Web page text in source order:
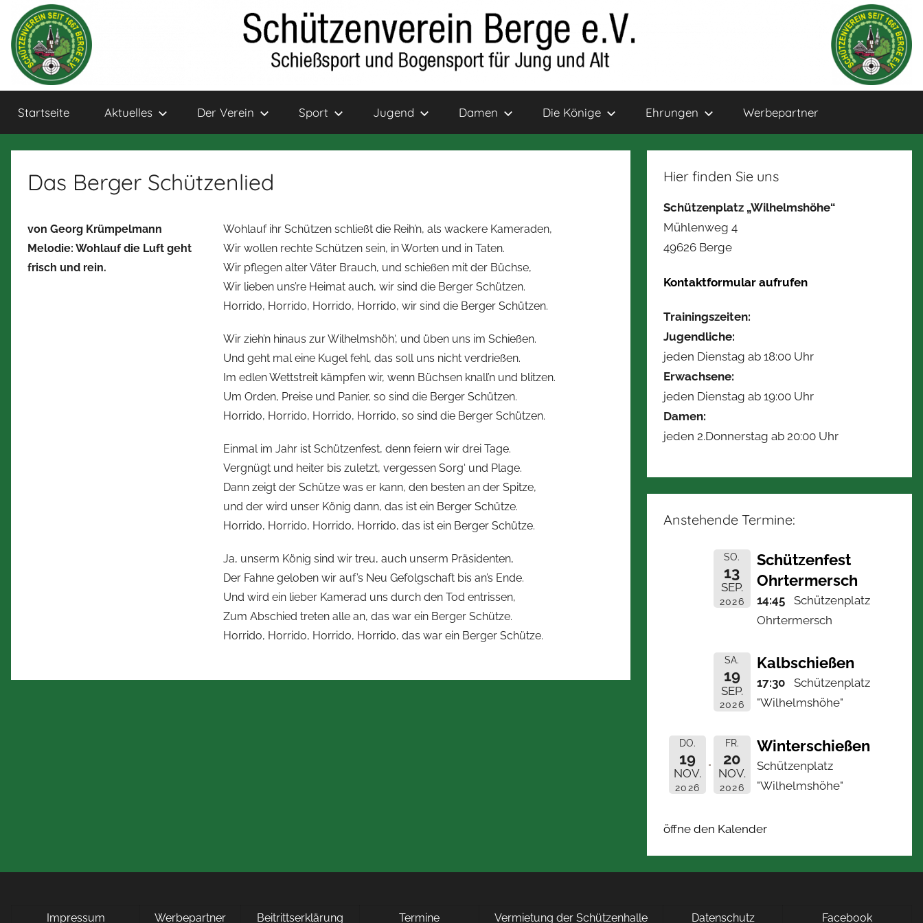
Inhalt
springen
Schützenverein
Berge
und
Bogensport
für
Startseite Aktuelles Der Verein Sport Jugend Damen Die Könige Ehrungen Werbepartner
Das Berger Schützenlied
von Georg Krümpelmann
Melodie: Wohlauf die Luft geht
frisch und rein.
Wohlauf ihr Schützen schließt die Reih’n, als wackere Kameraden,
Wir wollen rechte Schützen sein, in Worten und in Taten.
Wir pflegen alter Väter Brauch, und schießen mit der Büchse,
Wir lieben uns’re Heimat auch, wir sind die Berger Schützen.
Horrido, Horrido, Horrido, Horrido, wir sind die Berger Schützen.
Wir zieh’n hinaus zur Wilhelmshöh‘, und üben uns im Schießen.
Und geht mal eine Kugel fehl, das soll uns nicht verdrießen.
Im edlen Wettstreit kämpfen wir, wenn Büchsen knall’n und blitzen.
Um Orden, Preise und Panier, so sind die Berger Schützen.
Horrido, Horrido, Horrido, Horrido, so sind die Berger Schützen.
Einmal im Jahr ist Schützenfest, denn feiern wir drei Tage.
Vergnügt und heiter bis zuletzt, vergessen Sorg‘ und Plage.
Dann zeigt der Schütze was er kann, den besten an der Spitze,
und der wird unser König dann, das ist ein Berger Schütze.
Horrido, Horrido, Horrido, Horrido, das ist ein Berger Schütze.
Ja, unserm König sind wir treu, auch unserm Präsidenten,
Der Fahne geloben wir auf’s Neu Gefolgschaft bis an’s Ende.
Und wird ein lieber Kamerad uns durch den Tod entrissen,
Zum Abschied treten alle an, das war ein Berger Schütze.
Horrido, Horrido, Horrido, Horrido, das war ein Berger Schütze.
Hier finden Sie uns
Schützenplatz „Wilhelmshöhe“
Mühlenweg 4
49626 Berge
Kontaktformular aufrufen
Trainingszeiten:
Jugendliche:
jeden Dienstag ab 18:00 Uhr
Erwachsene:
jeden Dienstag ab 19:00 Uhr
Damen:
jeden 2.Donnerstag ab 20:00 Uhr
Anstehende Termine:
SO.
13
SEP.
2026
Schützenfest
Ohrtermersch
14:45
Schützenplatz
Ohrtermersch
SA.
19
SEP.
2026
Kalbschießen
17:30
Schützenplatz
"Wilhelmshöhe"
DO.
19
NOV.
2026
FR.
20
NOV.
2026
Winterschießen
Schützenplatz
"Wilhelmshöhe"
öffne den Kalender
Impressum Werbepartner Beitrittserklärung Termine Vermietung der Schützenhalle Datenschutz Facebook